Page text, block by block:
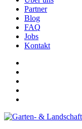
Partner
Blog
FAQ
Jobs
Kontakt